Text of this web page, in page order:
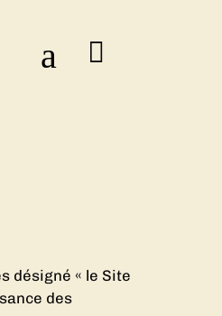
a
désigné « le Site
des